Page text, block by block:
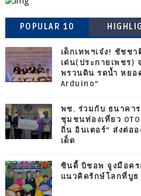
POPULAR 10
เด็กเทพฯเจ๋ง! ชัชช
เด่น(ประกายเพชร)
พรวนดิน รดน้ำ หยอ
Arduino”
พช. ร่วมกับ ธนาคาร
ชุมชนท่องเที่ยว
ถิ่น อินเตอร์” ส่งต่อ
เด็ด
ซินดี้ บิชอพ จูงมือคร
แนวคิดรักษ์โลกที่บูธ